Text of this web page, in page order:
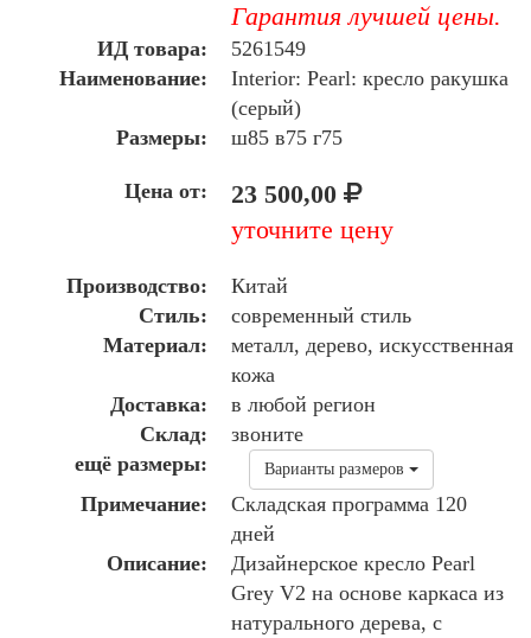
Гарантия лучшей цены.
ИД товара:
5261549
Наименование:
Interior: Pearl: кресло ракушка
(серый)
Размеры:
ш85 в75 г75
Цена от:
23 500,00
уточните цену
Производство:
Китай
Стиль:
современный стиль
Материал:
металл, дерево, искусственная
кожа
Доставка:
в любой регион
Склад:
звоните
ещё размеры:
Варианты размеров
Примечание:
Складская программа 120
дней
Описание:
Дизайнерское кресло Pearl
Grey V2 на основе каркаса из
натурального дерева, с